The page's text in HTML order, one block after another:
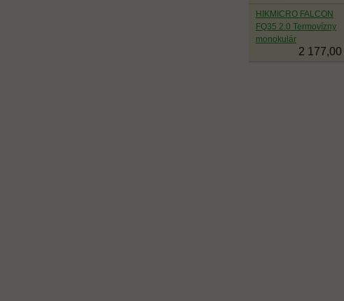
HIKMICRO FALCON
FQ35 2.0 Termovízny
monokulár
2 177,00